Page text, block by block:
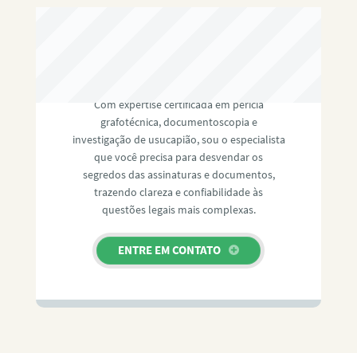
Com expertise certificada em perícia
grafotécnica, documentoscopia e
investigação de usucapião, sou o especialista
que você precisa para desvendar os
segredos das assinaturas e documentos,
trazendo clareza e confiabilidade às
questões legais mais complexas.
ENTRE EM CONTATO